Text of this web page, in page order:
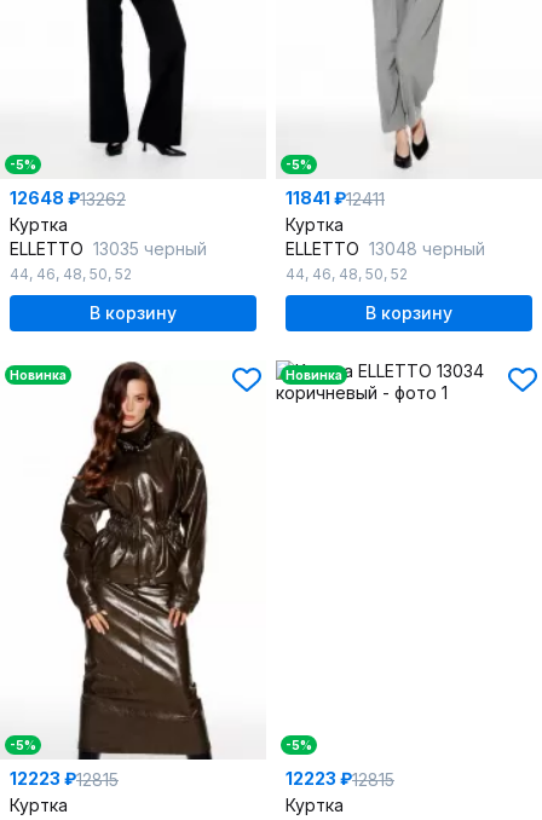
-5%
12648 ₽13262
Куртка
ELLETTO 13035 черный
44, 46, 48, 50, 52
В корзину
-5%
11841 ₽12411
Куртка
ELLETTO 13048 черный
44, 46, 48, 50, 52
В корзину
Новинка
-5%
12223 ₽12815
Куртка
Новинка
-5%
12223 ₽12815
Куртка